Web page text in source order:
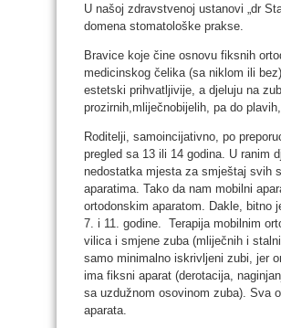
U našoj zdravstvenoj ustanovi „dr
domena stomatološke prakse.
Bravice koje čine osnovu fiksnih
medicinskog čelika (sa niklom ili
estetski prihvatljivije, a djeluju na
prozirnih,mliječnobijelih, pa do
Roditelji, samoincijativno, po
pregled sa 13 ili 14 godina. U ranim
nedostatka mjesta za smještaj svih
aparatima. Tako da nam mobilni
ortodonskim aparatom. Dakle, bitno
7. i 11. godine. Terapija mobilnim
vilica i smjene zuba (mliječnih i
samo minimalno iskrivljeni zubi, jer
ima fiksni aparat (derotacija,
sa uzdužnom osovinom zuba). Sva
aparata.